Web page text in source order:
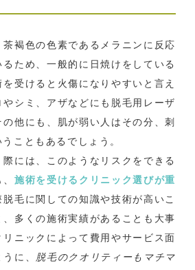
褐色の色素であるメラニンに反応
ため、一般的に日焼けをしている
受けると火傷になりやすいと言え
やシミ、アザなどにも脱毛用レーザ
他にも、肌が弱い人はその分、刺
こともあるでしょう。
には、このようなリスクをできる
施術を受けるクリニック選びが重
毛に関しての知識や技術が高いこ
多くの施術実績があることも大事
ニックによって費用やサービス面
に、 脱毛のクオリティーもマチマ